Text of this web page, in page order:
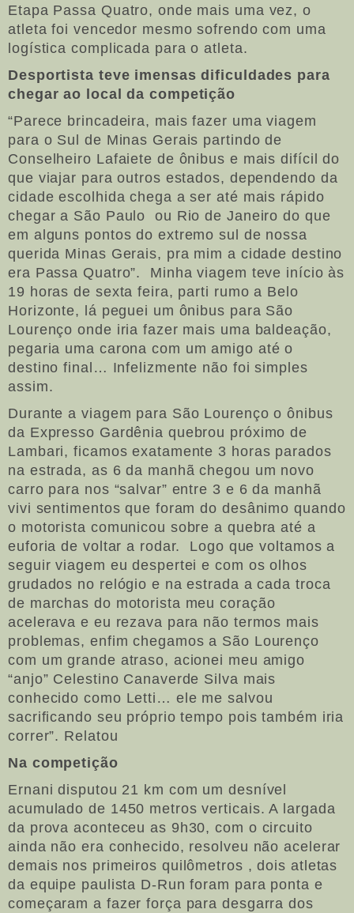
Etapa Passa Quatro, onde mais uma vez, o
atleta foi vencedor mesmo sofrendo com uma
logística complicada para o atleta.
Desportista teve imensas dificuldades para
chegar ao local da competição
“Parece brincadeira, mais fazer uma viagem
para o Sul de Minas Gerais partindo de
Conselheiro Lafaiete de ônibus e mais difícil do
que viajar para outros estados, dependendo da
cidade escolhida chega a ser até mais rápido
chegar a São Paulo ou Rio de Janeiro do que
em alguns pontos do extremo sul de nossa
querida Minas Gerais, pra mim a cidade destino
era Passa Quatro”. Minha viagem teve início às
19 horas de sexta feira, parti rumo a Belo
Horizonte, lá peguei um ônibus para São
Lourenço onde iria fazer mais uma baldeação,
pegaria uma carona com um amigo até o
destino final… Infelizmente não foi simples
assim.
Durante a viagem para São Lourenço o ônibus
da Expresso Gardênia quebrou próximo de
Lambari, ficamos exatamente 3 horas parados
na estrada, as 6 da manhã chegou um novo
carro para nos “salvar” entre 3 e 6 da manhã
vivi sentimentos que foram do desânimo quando
o motorista comunicou sobre a quebra até a
euforia de voltar a rodar. Logo que voltamos a
seguir viagem eu despertei e com os olhos
grudados no relógio e na estrada a cada troca
de marchas do motorista meu coração
acelerava e eu rezava para não termos mais
problemas, enfim chegamos a São Lourenço
com um grande atraso, acionei meu amigo
“anjo” Celestino Canaverde Silva mais
conhecido como Letti… ele me salvou
sacrificando seu próprio tempo pois também iria
correr”. Relatou
Na competição
Ernani disputou 21 km com um desnível
acumulado de 1450 metros verticais. A largada
da prova aconteceu as 9h30, com o circuito
ainda não era conhecido, resolveu não acelerar
demais nos primeiros quilômetros , dois atletas
da equipe paulista D-Run foram para ponta e
começaram a fazer força para desgarra dos